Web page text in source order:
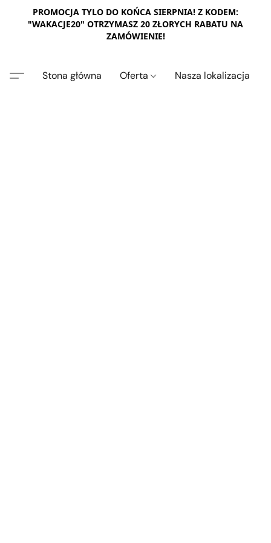
PROMOCJA TYLO DO KOŃCA SIERPNIA! Z KODEM:
"WAKACJE20" OTRZYMASZ 20 ZŁORYCH RABATU NA
ZAMÓWIENIE!
Stona główna Oferta Nasza lokalizacja